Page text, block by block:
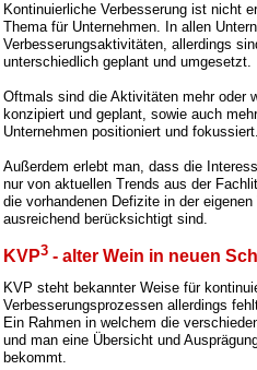
Kontinuierliche Verbesserung ist nicht
Thema für Unternehmen. In allen
Verbesserungsaktivitäten, allerdings
unterschiedlich geplant und umgesetzt.
Oftmals sind die Aktivitäten mehr oder
konzipiert und geplant, sowie auch
Unternehmen positioniert und fokussiert.
Außerdem erlebt man, dass die
nur von aktuellen Trends aus der
die vorhandenen Defizite in der
ausreichend berücksichtigt sind.
KVP3 - alter Wein in neuen
KVP steht bekannter Weise für
Verbesserungsprozessen allerdings
Ein Rahmen in welchem die
und man eine Übersicht und
bekommt.